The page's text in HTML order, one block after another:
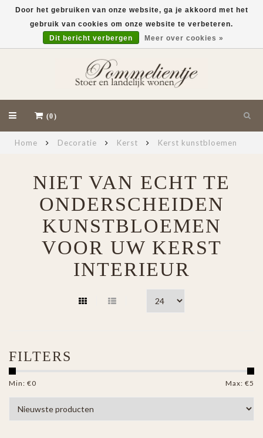
(0)
Home Decoratie Kerst Kerst kunstbloemen
NIET VAN ECHT TE
ONDERSCHEIDEN
KUNSTBLOEMEN
VOOR UW KERST
INTERIEUR
FILTERS
Min: €0 Max: €5
Door het gebruiken van onze website, ga je akkoord met het
gebruik van cookies om onze website te verbeteren.
Dit bericht verbergen
Meer over cookies »